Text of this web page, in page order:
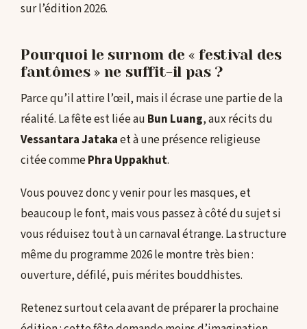
sur l’édition 2026.
Pourquoi le surnom de « festival des
fantômes » ne suffit-il pas ?
Parce qu’il attire l’œil, mais il écrase une partie de la
réalité. La fête est liée au Bun Luang, aux récits du
Vessantara Jatakaet à une présence religieuse
citée commePhra Uppakhut.
Vous pouvez donc y venir pour les masques, et
beaucoup le font, mais vous passez à côté du sujet si
vous réduisez tout à un carnaval étrange. La structure
même du programme 2026 le montre très bien :
ouverture, défilé, puis mérites bouddhistes.
Retenez surtout cela avant de préparer la prochaine